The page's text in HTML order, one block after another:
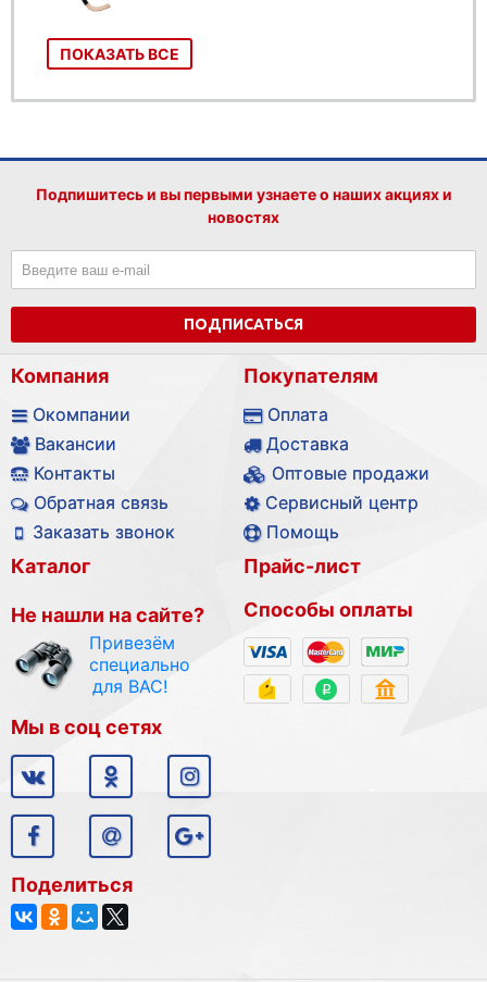
ПОКАЗАТЬ ВСЕ
Подпишитесь и вы первыми узнаете о наших акциях и
новостях
ПОДПИСАТЬСЯ
Компания
Окомпании
Вакансии
Контакты
Обратная связь
Заказать звонок
Покупателям
Оплата
Доставка
Оптовые продажи
Сервисный центр
Помощь
Каталог
Не нашли на сайте?
Привезём
специально
для ВАС!
Прайс-лист
Способы оплаты
Мы в соц сетях
Поделиться